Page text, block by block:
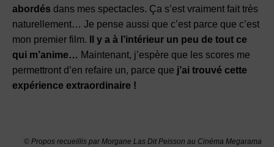
abordés dans mes spectacles. Ça s’est vraiment fait très
naturellement… Je pense aussi que c’est parce que c’est
mon premier film.
Il y a à l’intérieur un peu de tout ce
qui m’anime… Maintenant, j’espère que les scores me
permettront d’en refaire un, parce que j’ai trouvé cette
expérience extraordinaire !
© Propos recueillis par Morgane Las Dit Peisson au Cinéma Megarama